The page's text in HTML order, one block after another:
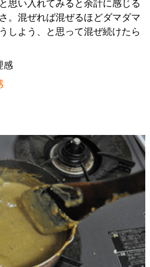
思い入れてみると余計に感じる
。混ぜれば混ぜるほどダマダマ
しよう、と思って混ぜ続けたら